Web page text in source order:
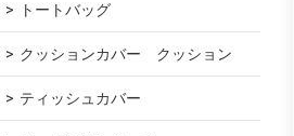
トートバッグ
クッションカバー　クッション
ティッシュカバー